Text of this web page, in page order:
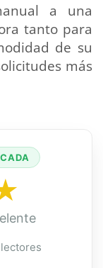
a una
tanto para
de su
más
lectores